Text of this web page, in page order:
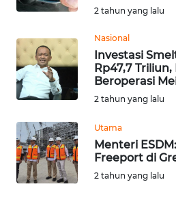
2 tahun yang lalu
Nasional
Investasi
Rp47,7
Beroperasi
2 tahun yang lalu
Utama
Menteri
Freeport di
2 tahun yang lalu
JATIM
WN
BALI
WN
KALBAR
WN